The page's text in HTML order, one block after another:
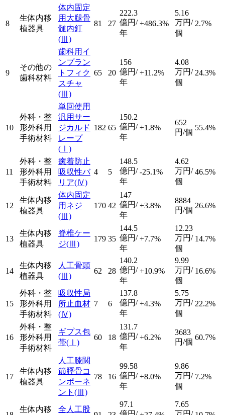
8
生体内移
植器具
体内固定
用大腿骨
髄内釘
(Ⅲ)
81 27
222.3
億円/
年
+486.3%
5.16
万円/
個
2.7%
9
その他の
歯科材料
歯科用イ
ンプラン
トフィク
スチャ
(Ⅲ)
65 20
156
億円/
年
+11.2%
4.08
万円/
個
24.3%
10
外科・整
形外科用
手術材料
単回使用
汎用サー
ジカルド
レープ
(Ⅰ)
182 65
150.2
億円/
年
+1.8%
652
円/個
55.4%
11
外科・整
形外科用
手術材料
癒着防止
吸収性バ
リア(Ⅳ)
4 5
148.5
億円/
年
-25.1%
4.62
万円/
個
46.5%
12
生体内移
植器具
体内固定
用ネジ
(Ⅲ)
170 42
147
億円/
年
+3.8%
8884
円/個
26.6%
13
生体内移
植器具
脊椎ケー
ジ(Ⅲ)
179 35
144.5
億円/
年
+7.7%
12.23
万円/
個
14.7%
14
生体内移
植器具
人工骨頭
(Ⅲ)
62 28
140.2
億円/
年
+10.9%
9.99
万円/
個
16.6%
15
外科・整
形外科用
手術材料
吸収性局
所止血材
(Ⅳ)
7 6
137.8
億円/
年
+4.3%
5.75
万円/
個
22.2%
16
外科・整
形外科用
手術材料
ギプス包
帯(Ⅰ)
60 18
131.7
億円/
年
+6.2%
3683
円/個
60.7%
17
生体内移
植器具
人工膝関
節脛骨コ
ンポーネ
ント (Ⅲ)
78 16
99.58
億円/
年
+8.0%
9.86
万円/
個
7.2%
生体内移 全人工股
97.1
7.65